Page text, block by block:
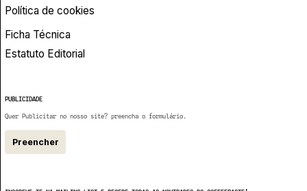
Política de cookies
Ficha Técnica
Estatuto Editorial
PUBLICIDADE
Quer Publicitar no nosso site? preencha o formulário.
Preencher